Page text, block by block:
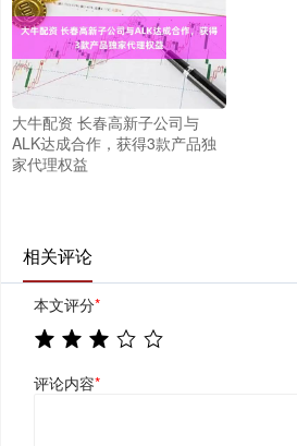
大牛配资 长春高新子公司与
ALK达成合作，获得3款产品独
家代理权益
相关评论
本文评分*
评论内容*